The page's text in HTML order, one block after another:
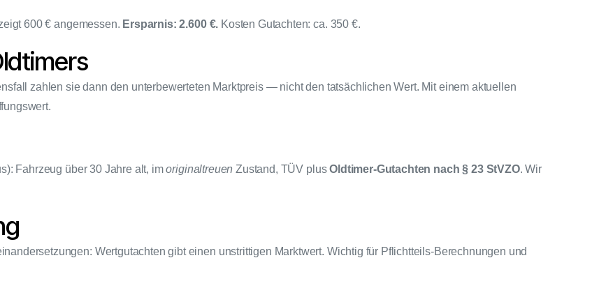
600 € angemessen. Ersparnis: 2.600 €. Kosten Gutachten: ca. 350 €.
zahlen sie dann den unterbewerteten Marktpreis — nicht den tatsächlichen Wert. Mit einem aktuellen
Fahrzeug über 30 Jahre alt, imoriginaltreuen Zustand, TÜV plusOldtimer-Gutachten nach § 23 StVZO. Wir
Wertgutachten gibt einen unstrittigen Marktwert. Wichtig für Pflichtteils-Berechnungen und